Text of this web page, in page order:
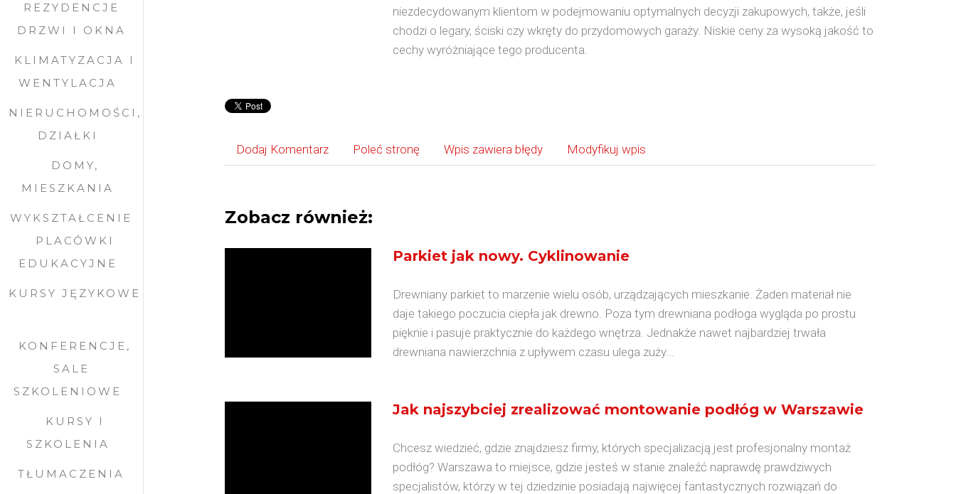
REZYDENCJE
DRZWI I OKNA
KLIMATYZACJA I
WENTYLACJA
NIERUCHOMOŚCI,
DZIAŁKI
DOMY,
MIESZKANIA
WYKSZTAŁCENIE
PLACÓWKI
EDUKACYJNE
KURSY JĘZYKOWE
KONFERENCJE,
SALE
SZKOLENIOWE
KURSY I
SZKOLENIA
TŁUMACZENIA
niezdecydowanym klientom w podejmowaniu optymalnych decyzji zakupowych, także, jeśli
chodzi o legary, ściski czy wkręty do przydomowych garaży. Niskie ceny za wysoką jakość to
cechy wyróżniające tego producenta.
Dodaj Komentarz Poleć stronę Wpis zawiera błędy Modyfikuj wpis
Zobacz również:
Parkiet jak nowy. Cyklinowanie
Drewniany parkiet to marzenie wielu osób, urządzających mieszkanie. Żaden materiał nie
daje takiego poczucia ciepła jak drewno. Poza tym drewniana podłoga wygląda po prostu
pięknie i pasuje praktycznie do każdego wnętrza. Jednakże nawet najbardziej trwała
drewniana nawierzchnia z upływem czasu ulega zuży...
Jak najszybciej zrealizować montowanie podłóg w Warszawie
Chcesz wiedzieć, gdzie znajdziesz firmy, których specjalizacją jest profesjonalny montaż
podłóg? Warszawa to miejsce, gdzie jesteś w stanie znaleźć naprawdę prawdziwych
specjalistów, którzy w tej dziedzinie posiadają najwięcej fantastycznych rozwiązań do